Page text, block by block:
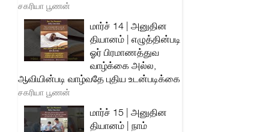
சகரியா பூணன்
மார்ச் 14 | அனுதின
தியானம் | எழுத்தின்படி
ஓர் பிரமாணத்துவ
வாழ்க்கை அல்ல,
ஆவியின்படி வாழ்வதே புதிய உடன்படிக்கை
சகரியா பூணன்
மார்ச் 15 | அனுதின
தியானம் | நாம்